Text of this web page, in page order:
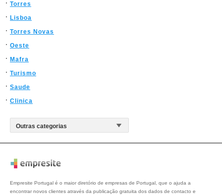
Torres
Lisboa
Torres Novas
Oeste
Mafra
Turismo
Saude
Clinica
Empresite Portugal é o maior diretório de empresas de Portugal, que o ajuda a
encontrar novos clientes através da publicação gratuita dos dados de contacto e